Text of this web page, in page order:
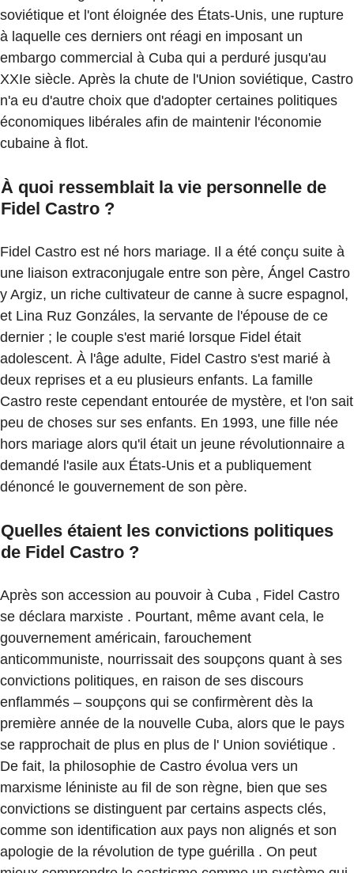
soviétique et l'ont éloignée des États-Unis, une rupture
à laquelle ces derniers ont réagi en imposant un
embargo commercial à Cuba qui a perduré jusqu'au
XXIe siècle. Après la chute de l'Union soviétique, Castro
n'a eu d'autre choix que d'adopter certaines politiques
économiques libérales afin de maintenir l'économie
cubaine à flot.
À quoi ressemblait la vie personnelle de
Fidel Castro ?
Fidel Castro est né hors mariage. Il a été conçu suite à
une liaison extraconjugale entre son père, Ángel Castro
y Argiz, un riche cultivateur de canne à sucre espagnol,
et Lina Ruz Gonzáles, la servante de l'épouse de ce
dernier ; le couple s'est marié lorsque Fidel était
adolescent. À l'âge adulte, Fidel Castro s'est marié à
deux reprises et a eu plusieurs enfants. La famille
Castro reste cependant entourée de mystère, et l'on sait
peu de choses sur ses enfants. En 1993, une fille née
hors mariage alors qu'il était un jeune révolutionnaire a
demandé l'asile aux États-Unis et a publiquement
dénoncé le gouvernement de son père.
Quelles étaient les convictions politiques
de Fidel Castro ?
Après son accession au pouvoir à Cuba , Fidel Castro
se déclara marxiste . Pourtant, même avant cela, le
gouvernement américain, farouchement
anticommuniste, nourrissait des soupçons quant à ses
convictions politiques, en raison de ses discours
enflammés – soupçons qui se confirmèrent dès la
première année de la nouvelle Cuba, alors que le pays
se rapprochait de plus en plus de l' Union soviétique .
De fait, la philosophie de Castro évolua vers un
marxisme léniniste au fil de son règne, bien que ses
convictions se distinguent par certains aspects clés,
comme son identification aux pays non alignés et son
apologie de la révolution de type guérilla . On peut